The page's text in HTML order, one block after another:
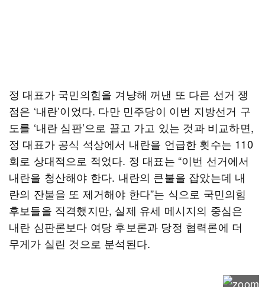
정 대표가 국민의힘을 겨냥해 꺼낸 또 다른 선거 쟁
점은 ‘내란’이었다. 다만 민주당이 이번 지방선거 구
도를 ‘내란 심판’으로 끌고 가고 있는 것과 비교하면,
정 대표가 공식 석상에서 내란을 언급한 횟수는 110
회로 상대적으로 적었다. 정 대표는 “이번 선거에서
내란을 청산해야 한다. 내란의 큰불을 잡았는데 내
란의 잔불을 또 제거해야 한다”는 식으로 국민의힘
후보들을 직격했지만, 실제 유세 메시지의 중심은
내란 심판론보다 여당 후보론과 당정 협력론에 더
무게가 실린 것으로 분석된다.